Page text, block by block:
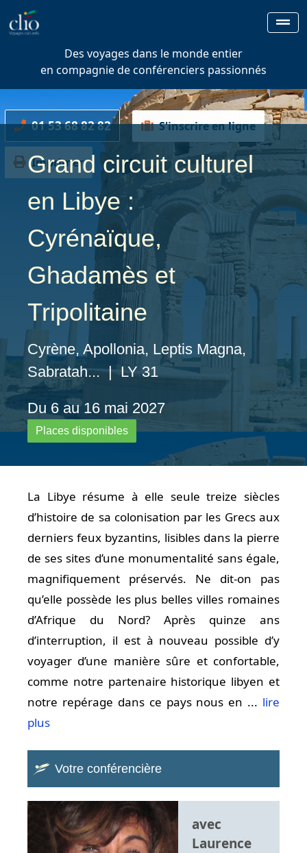
Des voyages dans le monde entier
en compagnie de conférenciers passionnés
01 53 68 82 82 S'inscrire en ligne
Imprimer
Grand circuit culturel
en Libye :
Cyrénaïque,
Ghadamès et
Tripolitaine
Cyrène, Apollonia, Leptis Magna,
Sabratah... | LY 31
Du 6 au 16 mai 2027
Places disponibles
La Libye résume à elle seule treize siècles
d’histoire de sa colonisation par les Grecs aux
derniers feux byzantins, lisibles dans la pierre
de ses sites d’une monumentalité sans égale,
magnifiquement préservés. Ne dit-on pas
qu’elle possède les plus belles villes romaines
d’Afrique du Nord? Après quinze ans
d’interruption, il est à nouveau possible d’y
voyager d’une manière sûre et confortable,
comme notre partenaire historique libyen et
notre repérage dans ce pays nous en ... lire
plus
Votre conférencière
avec
Laurence